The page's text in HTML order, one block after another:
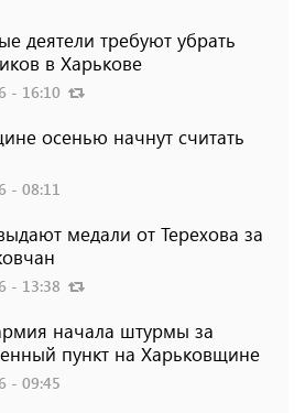
деятели требуют убрать
в Харькове
- 16:10
осенью начнут считать
- 08:11
медали от Терехова за
- 13:38
начала штурмы за
пункт на Харьковщине
- 09:45